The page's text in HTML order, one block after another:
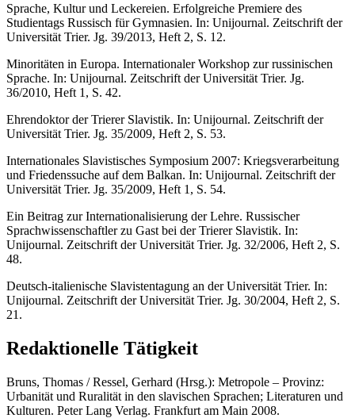
Sprache, Kultur und Leckereien. Erfolgreiche Premiere des
Studientags Russisch für Gymnasien. In: Unijournal. Zeitschrift der
Universität Trier. Jg. 39/2013, Heft 2, S. 12.
Minoritäten in Europa. Internationaler Workshop zur russinischen
Sprache. In: Unijournal. Zeitschrift der Universität Trier. Jg.
36/2010, Heft 1, S. 42.
Ehrendoktor der Trierer Slavistik. In: Unijournal. Zeitschrift der
Universität Trier. Jg. 35/2009, Heft 2, S. 53.
Internationales Slavistisches Symposium 2007: Kriegsverarbeitung
und Friedenssuche auf dem Balkan. In: Unijournal. Zeitschrift der
Universität Trier. Jg. 35/2009, Heft 1, S. 54.
Ein Beitrag zur Internationalisierung der Lehre. Russischer
Sprachwissenschaftler zu Gast bei der Trierer Slavistik. In:
Unijournal. Zeitschrift der Universität Trier. Jg. 32/2006, Heft 2, S.
48.
Deutsch-italienische Slavistentagung an der Universität Trier. In:
Unijournal. Zeitschrift der Universität Trier. Jg. 30/2004, Heft 2, S.
21.
Redaktionelle Tätigkeit
Bruns, Thomas / Ressel, Gerhard (Hrsg.): Metropole – Provinz:
Urbanität und Ruralität in den slavischen Sprachen; Literaturen und
Kulturen. Pe­ter Lang Verlag. Frankfurt am Main 2008.